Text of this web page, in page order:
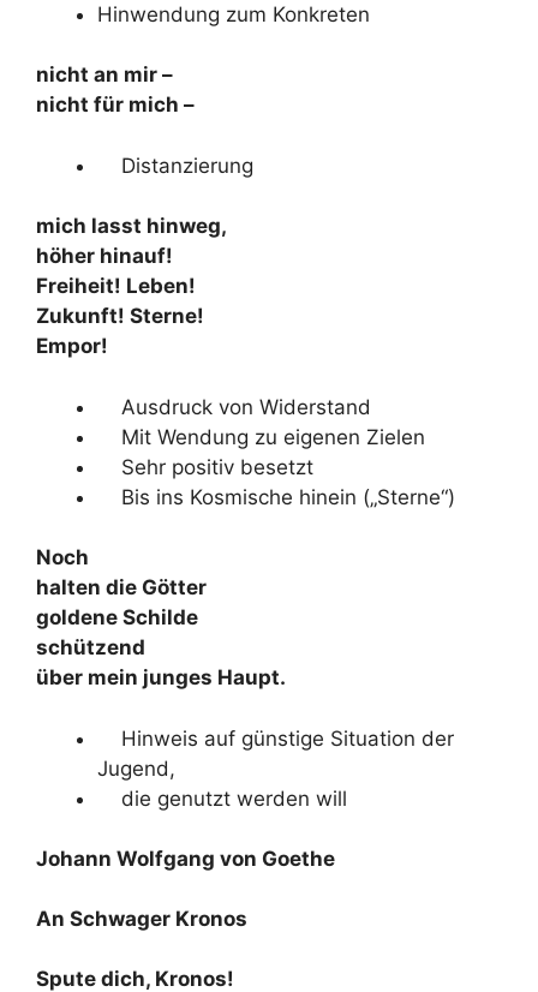
Hinwendung zum Konkreten
nicht an mir –
nicht für mich –
Distanzierung
mich lasst hinweg,
höher hinauf!
Freiheit! Leben!
Zukunft! Sterne!
Empor!
Ausdruck von Widerstand
Mit Wendung zu eigenen Zielen
Sehr positiv besetzt
Bis ins Kosmische hinein („Sterne“)
Noch
halten die Götter
goldene Schilde
schützend
über mein junges Haupt.
Hinweis auf günstige Situation der
Jugend,
die genutzt werden will
Johann Wolfgang von Goethe
An Schwager Kronos
Spute dich, Kronos!